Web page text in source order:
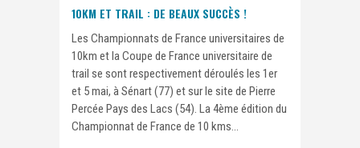
10KM ET TRAIL : DE BEAUX SUCCÈS !
Les Championnats de France universitaires de
10km et la Coupe de France universitaire de
trail se sont respectivement déroulés les 1er
et 5 mai, à Sénart (77) et sur le site de Pierre
Percée Pays des Lacs (54). La 4ème édition du
Championnat de France de 10 kms...